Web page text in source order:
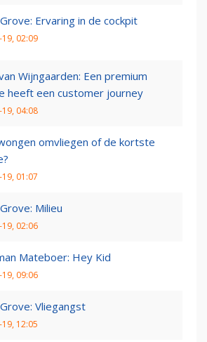
Ervaring in de cockpit
02:09
Wijngaarden: Een premium
heeft een customer journey
04:08
omvliegen of de kortste
01:07
Milieu
02:06
Mateboer: Hey Kid
09:06
Vliegangst
12:05